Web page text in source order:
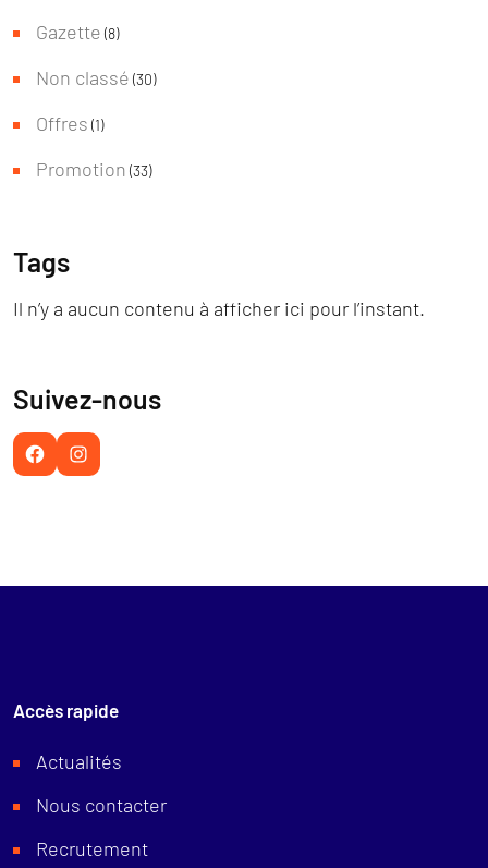
Gazette (8)
Non classé (30)
Offres (1)
Promotion (33)
Tags
Il n’y a aucun contenu à afficher ici pour l’instant.
Suivez-nous
Facebook
Instagram
Accès rapide
Actualités
Nous contacter
Recrutement